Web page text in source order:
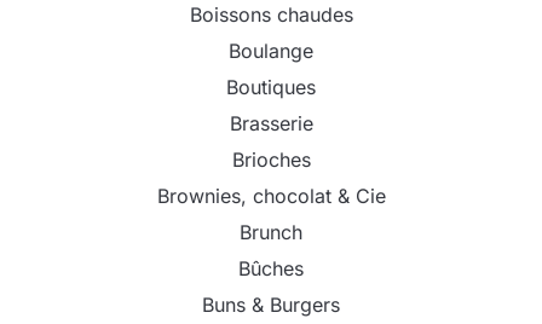
Boissons chaudes
Boulange
Boutiques
Brasserie
Brioches
Brownies, chocolat & Cie
Brunch
Bûches
Buns & Burgers